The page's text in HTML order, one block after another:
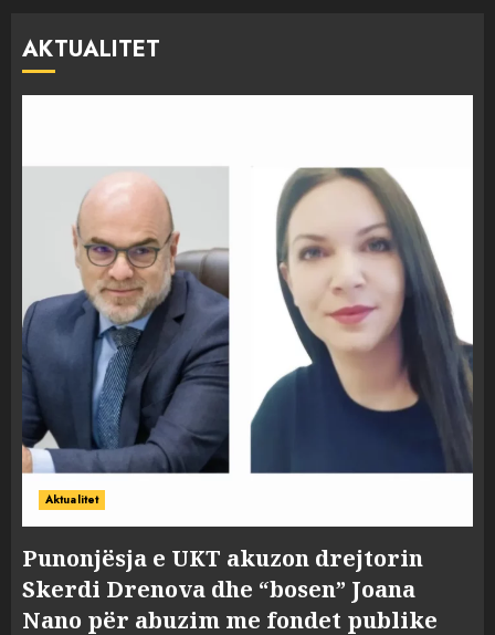
AKTUALITET
Aktualitet
Punonjësja e UKT akuzon drejtorin
Skerdi Drenova dhe “bosen” Joana
Nano për abuzim me fondet publike